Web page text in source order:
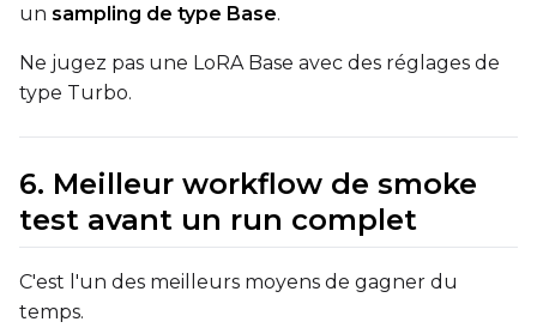
Height
un sampling de type Base.
Ne jugez pas une LoRA Base avec des réglages de
type Turbo.
6. Meilleur workflow de smoke
test avant un run complet
C'est l'un des meilleurs moyens de gagner du
temps.